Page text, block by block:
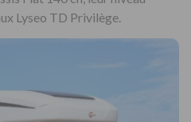
Lyseo TD Privilège.